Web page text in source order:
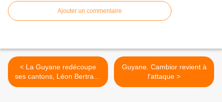
Ajouter un commentaire
< La Guyane redécoupe
ses cantons, Léon Bertrand
se défend de toute
Guyane. Cambior revient à
l'attaque >